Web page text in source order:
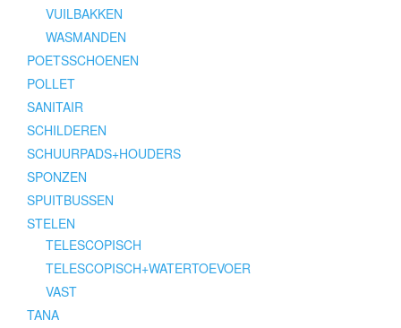
VUILBAKKEN
WASMANDEN
POETSSCHOENEN
POLLET
SANITAIR
SCHILDEREN
SCHUURPADS+HOUDERS
SPONZEN
SPUITBUSSEN
STELEN
TELESCOPISCH
TELESCOPISCH+WATERTOEVOER
VAST
TANA